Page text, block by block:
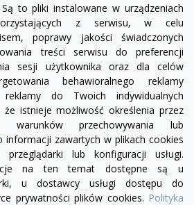
to pliki instalowane w urządzeniach
z serwisu, w celu
poprawy jakości świadczonych
treści serwisu do preferencji
sesji użytkownika oraz dla celów
behawioralnego reklamy
do Twoich indywidualnych
istnieje możliwość określenia przez
warunków przechowywania lub
informacji zawartych w plikach cookies
lub konfiguracji usługi.
na ten temat dostępne są u
u dostawcy usługi dostępu do
prywatności plików cookies. Polityka